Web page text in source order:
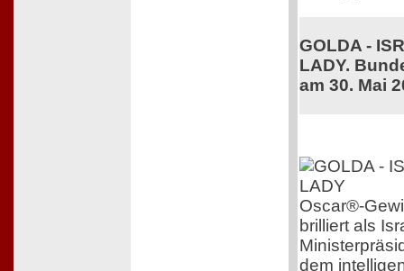
GOLDA -
LADY.
am 30. Mai
Oscar®-
brilliert als
dem